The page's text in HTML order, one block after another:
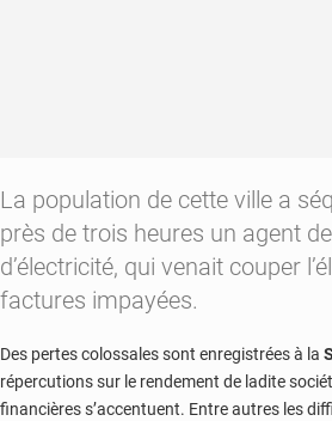
La population de cette ville a
près de trois heures un agent
d’électricité, qui venait couper
factures impayées.
Des pertes colossales sont enregistrées à la
répercutions sur le rendement de ladite
financières s’accentuent. Entre autres les